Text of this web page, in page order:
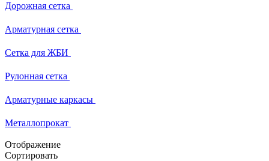
Дорожная сетка
Арматурная сетка
Сетка для ЖБИ
Рулонная сетка
Арматурные каркасы
Металлопрокат
Отображение
Сортировать